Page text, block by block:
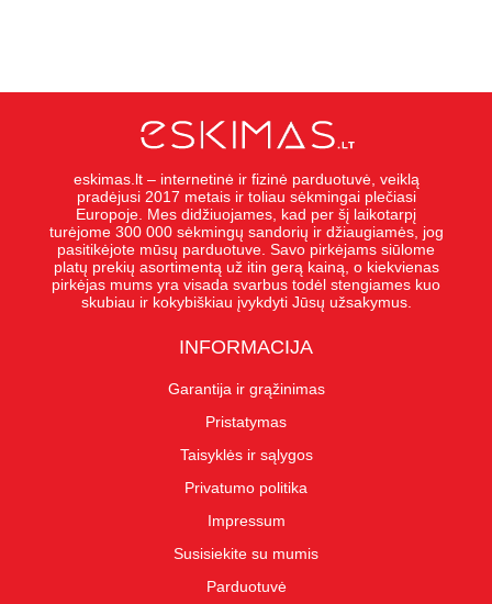
eskimas.lt – internetinė ir fizinė parduotuvė, veiklą
pradėjusi 2017 metais ir toliau sėkmingai plečiasi
Europoje. Mes didžiuojames, kad per šį laikotarpį
turėjome 300 000 sėkmingų sandorių ir džiaugiamės, jog
pasitikėjote mūsų parduotuve. Savo pirkėjams siūlome
platų prekių asortimentą už itin gerą kainą, o kiekvienas
pirkėjas mums yra visada svarbus todėl stengiames kuo
skubiau ir kokybiškiau įvykdyti Jūsų užsakymus.
INFORMACIJA
Garantija ir grąžinimas
Pristatymas
Taisyklės ir sąlygos
Privatumo politika
Impressum
Susisiekite su mumis
Parduotuvė